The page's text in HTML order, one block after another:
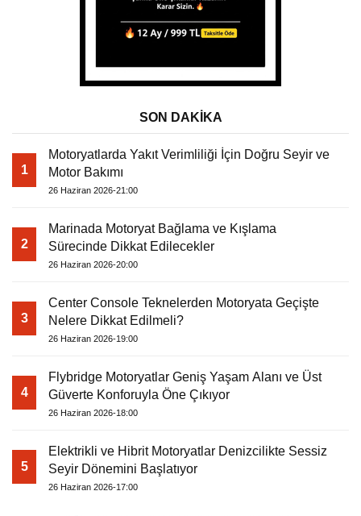
SON DAKİKA
1
Motoryatlarda Yakıt Verimliliği İçin Doğru Seyir ve
Motor Bakımı
26 Haziran 2026-21:00
2
Marinada Motoryat Bağlama ve Kışlama
Sürecinde Dikkat Edilecekler
26 Haziran 2026-20:00
3
Center Console Teknelerden Motoryata Geçişte
Nelere Dikkat Edilmeli?
26 Haziran 2026-19:00
4
Flybridge Motoryatlar Geniş Yaşam Alanı ve Üst
Güverte Konforuyla Öne Çıkıyor
26 Haziran 2026-18:00
5
Elektrikli ve Hibrit Motoryatlar Denizcilikte Sessiz
Seyir Dönemini Başlatıyor
26 Haziran 2026-17:00